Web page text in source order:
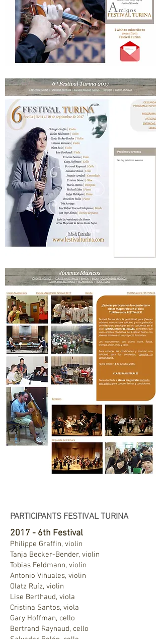
PARTICIPANTS FESTIVAL TURINA
2017 - 6th Festival
Philippe Graffin, violin
Tanja Becker-Bender, violin
Tobias Feldmann, violin
Antonio Viñuales, violin
Olatz Ruíz, violin
Lise Berthaud, viola
Cristina Santos, viola
Gary Hoffman, cello
Bertrand Raynaud, cello